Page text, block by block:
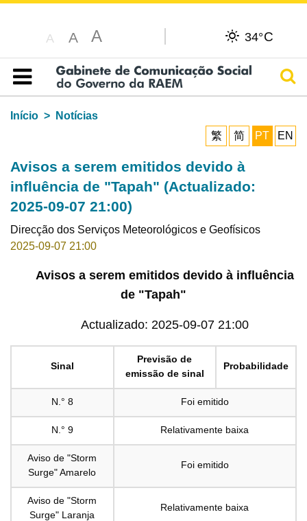
A A A 34°C
Índice
Início
Notícias
繁
简 PT EN
Avisos a serem emitidos devido à
influência de "Tapah" (Actualizado:
2025-09-07 21:00)
Direcção dos Serviços Meteorológicos e Geofísicos
2025-09-07 21:00
Avisos a serem emitidos devido à influência
de "Tapah"
Actualizado: 2025-09-07 21:00
Sinal
Previsão de
emissão de sinal
Probabilidade
N.° 8 Foi emitido
N.° 9 Relativamente baixa
Aviso de "Storm
Surge" Amarelo
Foi emitido
Aviso de "Storm
Surge" Laranja
Relativamente baixa